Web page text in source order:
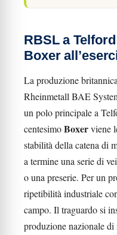
RBSL a
Boxer
La produzione
Rheinmetall BAE
un polo principale a
centesimoBoxerviene
stabilità della catena di
a termine una serie di
o una preserie. Per un
ripetibilità industriale
campo. Il traguardo si
produzione nazionale